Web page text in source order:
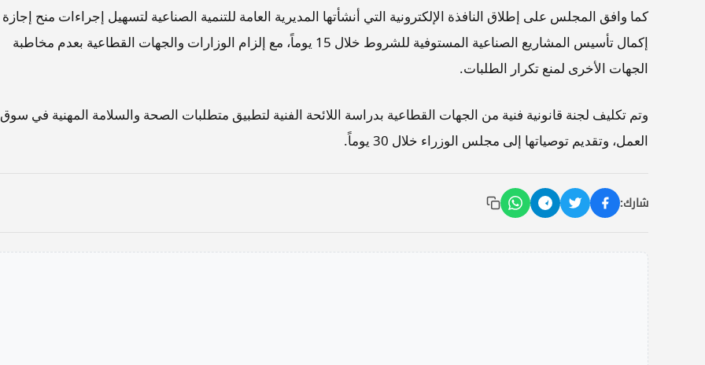
كما وافق المجلس على إطلاق النافذة الإلكترونية التي أنشأتها المديرية العامة للتنمية الصناعية لتسهيل إجراءات منح إجازة
إكمال تأسيس المشاريع الصناعية المستوفية للشروط خلال 15 يوماً، مع إلزام الوزارات والجهات القطاعية بعدم مخاطبة
الجهات الأخرى لمنع تكرار الطلبات.
وتم تكليف لجنة قانونية فنية من الجهات القطاعية بدراسة اللائحة الفنية لتطبيق متطلبات الصحة والسلامة المهنية في سوق
العمل، وتقديم توصياتها إلى مجلس الوزراء خلال 30 يوماً.
شارك: